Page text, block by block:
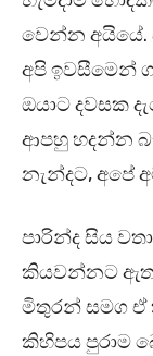
වෙන්න අයියේ.
අපි ඉවසීමෙන්
ඔයාට දවසක
ආපහු හදන්න
නැන්දට, අපේ
පාරින්ද සිය
කියවන්නට
මිතුරන් සමග
කිහිපය පුරාම